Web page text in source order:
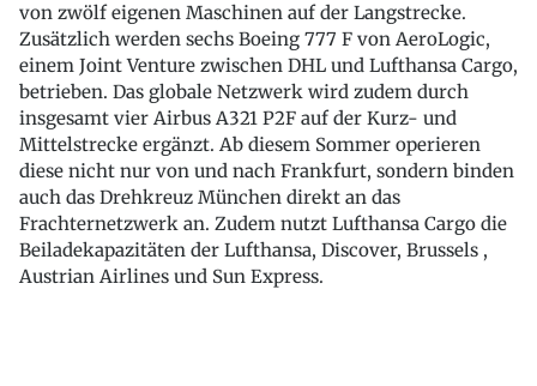
von zwölf eigenen Maschinen auf der Langstrecke.
Zusätzlich werden sechs Boeing 777 F von AeroLogic,
einem Joint Venture zwischen DHL und Lufthansa Cargo,
betrieben. Das globale Netzwerk wird zudem durch
insgesamt vier Airbus A321 P2F auf der Kurz- und
Mittelstrecke ergänzt. Ab diesem Sommer operieren
diese nicht nur von und nach Frankfurt, sondern binden
auch das Drehkreuz München direkt an das
Frachternetzwerk an. Zudem nutzt Lufthansa Cargo die
Beiladekapazitäten der Lufthansa, Discover, Brussels ,
Austrian Airlines und Sun Express.